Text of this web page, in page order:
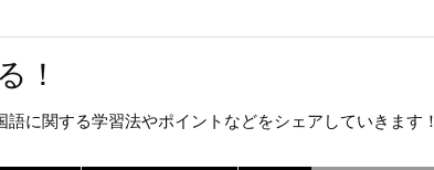
！
語に関する学習法やポイントなどをシェアしていきます！